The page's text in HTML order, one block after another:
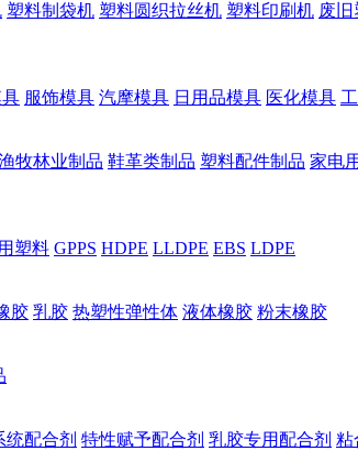
塑料制袋机 塑料圆织拉丝机 塑料印刷机 废
服饰模具 汽摩模具 日用品模具 医化模具
牧林业制品 鞋革类制品 塑料配件制品 家电
塑料 GPPS HDPE LLDPE EBS LDPE
胶 乳胶 热塑性弹性体 液体橡胶 粉末橡胶
统配合剂 特性赋予配合剂 乳胶专用配合剂 粘